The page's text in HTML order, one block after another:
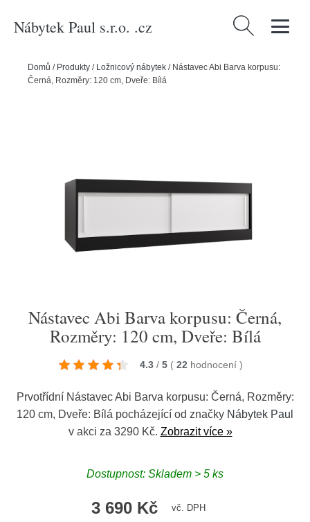
Nábytek Paul s.r.o. .cz Vyhledávání
Domů / Produkty / Ložnicový nábytek / Nástavec Abi Barva korpusu:
Černá, Rozměry: 120 cm, Dveře: Bílá
Nástavec Abi Barva korpusu: Černá,
Rozměry: 120 cm, Dveře: Bílá
4.3 / 5 ( 22 hodnocení )
Prvotřídní Nástavec Abi Barva korpusu: Černá, Rozměry:
120 cm, Dveře: Bílá pocházející od značky Nábytek Paul
v akci za 3290 Kč. Zobrazit více »
Dostupnost: Skladem > 5 ks
3 690 Kč vč. DPH